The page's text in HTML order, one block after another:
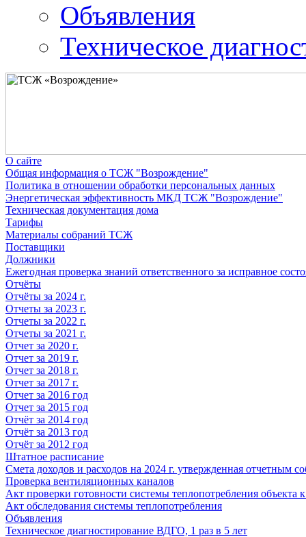
Объявления
Техническое
О сайте
Общая информация о ТСЖ "Возрождение"
Политика в отношении обработки персональных данных
Энергетическая эффективность МКД ТСЖ "Возрождение"
Техническая документация дома
Тарифы
Материалы собраний ТСЖ
Поставщики
Должники
Ежегодная проверка знаний ответственного за исправное
Отчёты
Отчёты за 2024 г.
Отчеты за 2023 г.
Отчеты за 2022 г.
Отчеты за 2021 г.
Отчет за 2020 г.
Отчет за 2019 г.
Отчет за 2018 г.
Отчет за 2017 г.
Отчет за 2016 год
Отчет за 2015 год
Отчёт за 2014 год
Отчёт за 2013 год
Отчёт за 2012 год
Штатное расписание
Смета доходов и расходов на 2024 г. утвержденная отчетным
Проверка вентиляционных каналов
Акт проверки готовности системы теплопотребления объекта
Акт обследования системы теплопотребления
Объявления
Техническое диагностирование ВДГО, 1 раз в 5 лет